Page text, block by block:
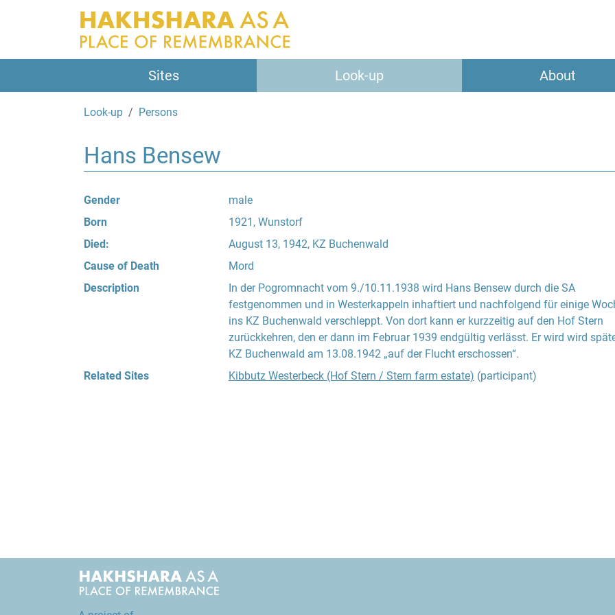
Sites Look-up About
Look-up Persons
Hans Bensew
Gender
male
Born
1921, Wunstorf
Died:
August 13, 1942, KZ Buchenwald
Cause of Death
Mord
Description
In der Pogromnacht vom 9./10.11.1938 wird Hans Bensew durch die SA
festgenommen und in Westerkappeln inhaftiert und nachfolgend für einige
ins KZ Buchenwald verschleppt. Von dort kann er kurzzeitig auf den Hof Stern
zurückkehren, den er dann im Februar 1939 endgültig verlässt. Er wird wird
KZ Buchenwald am 13.08.1942 „auf der Flucht erschossen“.
Related Sites
Kibbutz Westerbeck (Hof Stern / Stern farm estate) (participant)